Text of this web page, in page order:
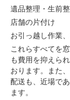
遺品整理・生前
店舗の片付け
お引っ越し作業
これらすべてを
も費用を抑えら
おります。また
配送も、近場で
ます。